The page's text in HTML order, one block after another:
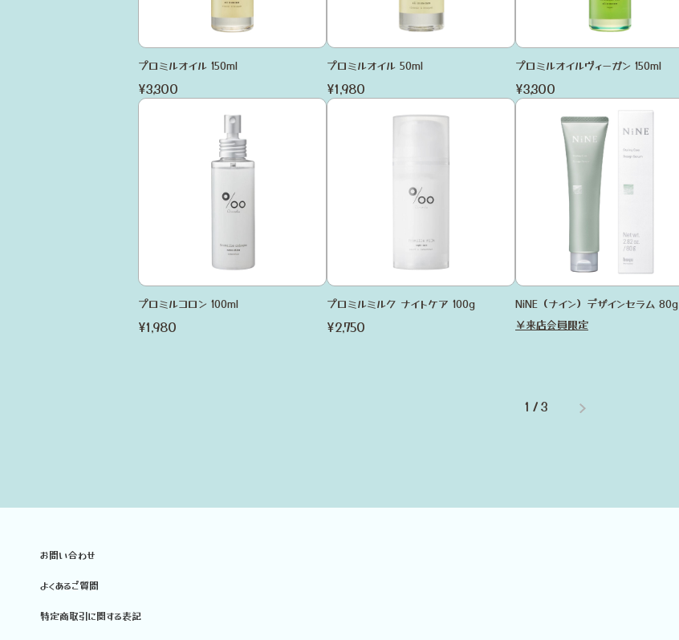
プロミルオイル 150ml
¥3,300
プロミルオイル 50ml
¥1,980
プロミルオイルヴィーガン 150ml
¥3,300
プロミルコロン 100ml
¥1,980
プロミルミルク ナイトケア 100g
¥2,750
NiNE（ナイン）デザインセラム 80g
￥来店会員限定
1 /3
お問い合わせ
よくあるご質問
特定商取引に関する表記